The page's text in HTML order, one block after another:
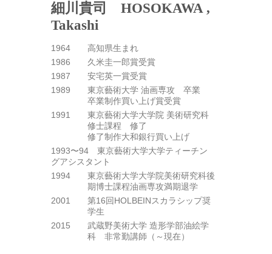
細川貴司 HOSOKAWA ,
Takashi
1964
高知県生まれ
1986
久米圭一郎賞受賞
1987
安宅英一賞受賞
1989
東京藝術大学 油画専攻 卒業
卒業制作買い上げ賞受賞
1991
東京藝術大学大学院 美術研究科
修士課程 修了
修了制作大和銀行買い上げ
1993〜94 東京藝術大学大学ティーチン
グアシスタント
1994
東京藝術大学大学院美術研究科後
期博士課程油画専攻満期退学
2001
第16回HOLBEINスカラシップ奨
学生
2015
武蔵野美術大学 造形学部油絵学
科 非常勤講師（～現在）